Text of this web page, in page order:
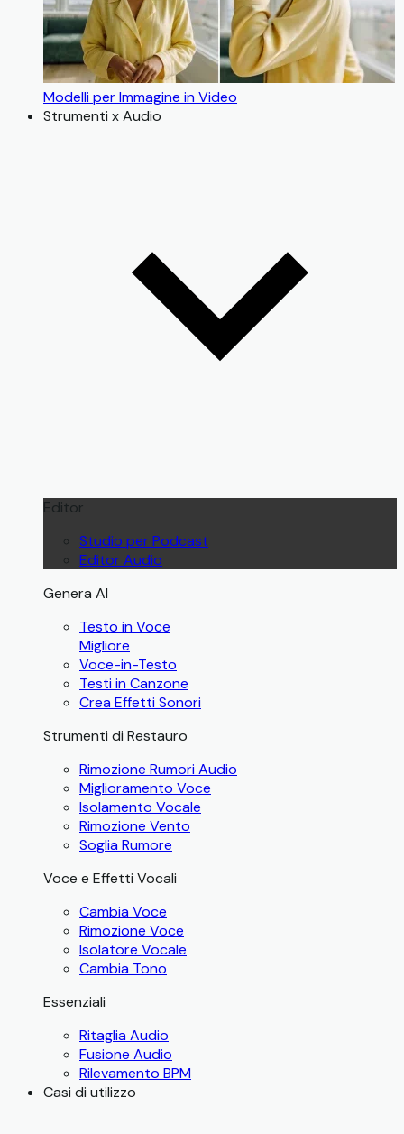
Modelli per Immagine in Video
Strumenti x Audio
Editor
Studio per Podcast
Editor Audio
Genera AI
Testo in Voce
Migliore
Voce-in-Testo
Testi in Canzone
Crea Effetti Sonori
Strumenti di Restauro
Rimozione Rumori Audio
Miglioramento Voce
Isolamento Vocale
Rimozione Vento
Soglia Rumore
Voce e Effetti Vocali
Cambia Voce
Rimozione Voce
Isolatore Vocale
Cambia Tono
Essenziali
Ritaglia Audio
Fusione Audio
Rilevamento BPM
Casi di utilizzo